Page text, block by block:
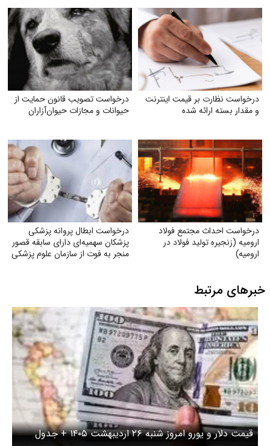
درخواست نظارت بر قیمت اینترنت
و مقدار بسته ارائه شده
درخواست تصویب قانون حمایت از
حیوانات و مجازات حیوان‌آزاران
درخواست احداث مجتمع فولاد
ارومیه (زنجیره تولید فولاد در
ارومیه)
درخواست ابطال پروانه پزشکی
پزشکان سهمیه‌ای دارای سابقه قصور
منجر به فوت از سازمان علوم پزشکی
خبرهای مرتبط
قیمت دلار و یورو امروز شنبه ۲۶ اردیبهشت ۱۴۰۵ + جدول